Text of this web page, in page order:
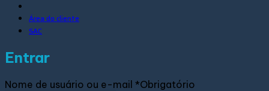
Área do cliente
SAC
Entrar
Nome de usuário ou e-mail *Obrigatório